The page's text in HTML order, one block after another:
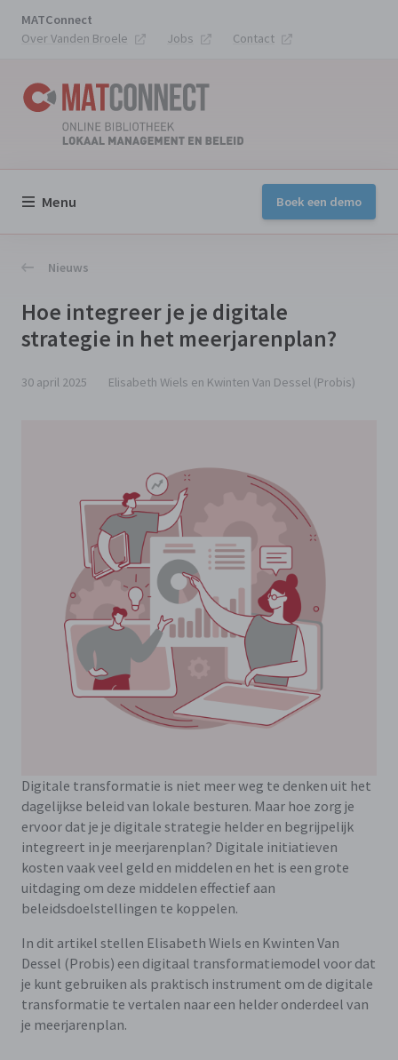
MATConnect
Over Vanden Broele
Jobs Contact
Menu Boek een demo
Nieuws
Hoe integreer je je digitale
strategie in het meerjarenplan?
30 april 2025 Elisabeth Wiels en Kwinten Van Dessel (Probis)
Digitale transformatie is niet meer weg te denken uit het
dagelijkse beleid van lokale besturen. Maar hoe zorg je
ervoor dat je je digitale strategie helder en begrijpelijk
integreert in je meerjarenplan? Digitale initiatieven
kosten vaak veel geld en middelen en het is een grote
uitdaging om deze middelen effectief aan
beleidsdoelstellingen te koppelen.
In dit artikel stellen Elisabeth Wiels en Kwinten Van
Dessel (Probis) een digitaal transformatiemodel voor dat
je kunt gebruiken als praktisch instrument om de digitale
transformatie te vertalen naar een helder onderdeel van
je meerjarenplan.